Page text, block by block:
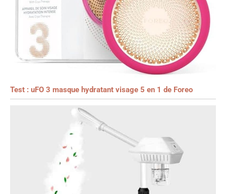
Test : uFO 3 masque hydratant visage 5 en 1 de Foreo